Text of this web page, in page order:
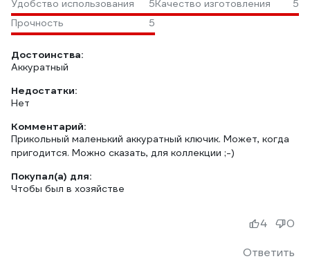
Удобство использования
5Качество изготовления
5
Прочность
5
Достоинства:
Аккуратный
Недостатки:
Нет
Комментарий:
Прикольный маленький аккуратный ключик. Может, когда
пригодится. Можно сказать, для коллекции ;-)
Покупал(а) для:
Чтобы был в хозяйстве
Ответить
4 0